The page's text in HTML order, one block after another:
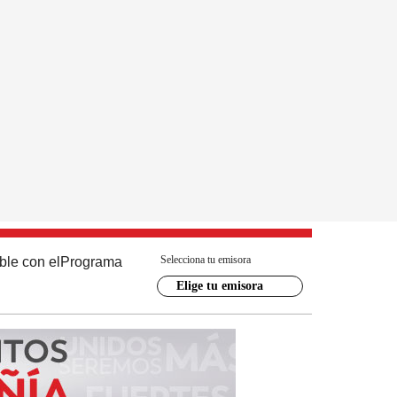
con el Programa Selecciona tu emisora
Elige tu emisora